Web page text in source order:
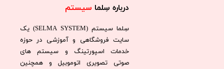
درباره سِلما سیستم​​​​​​​
سِلما سيستم (SELMA SYSTEM) یک
سایت فروشگاهی و آموزشی در حوزه
خدمات اسپورتینگ و سیستم های
صوتی تصویری اتوموبیل و همچنین